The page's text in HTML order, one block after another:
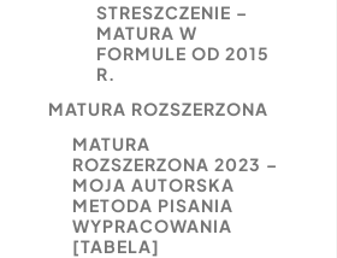
STRESZCZENIE –
MATURA W
FORMULE OD 2015
R.
MATURA ROZSZERZONA
MATURA
ROZSZERZONA 2023 –
MOJA AUTORSKA
METODA PISANIA
WYPRACOWANIA
[TABELA]